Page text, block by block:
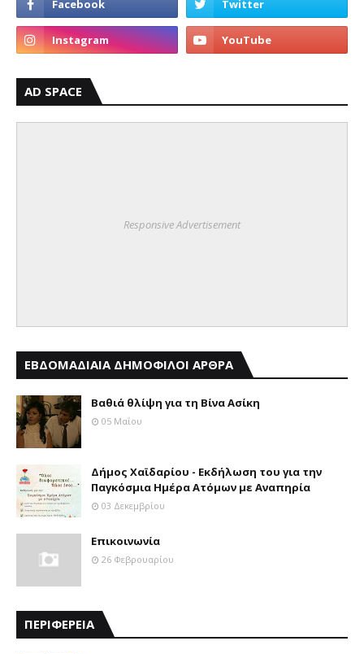
AD SPACE
Responsive Advertisement
ΕΒΔΟΜΑΔΙΑΙΑ ΔΗΜΟΦΙΛΟΙ ΑΡΘΡΑ
Βαθιά θλίψη για τη Βίνα Ασίκη
05 Μαΐου
Δήμος Χαϊδαρίου - Εκδήλωση του για την
Παγκόσμια Ημέρα Ατόμων με Αναπηρία
03 Δεκεμβρίου
Επικοινωνία
26 Φεβρουαρίου
ΠΕΡΙΦΕΡΕΙΑ